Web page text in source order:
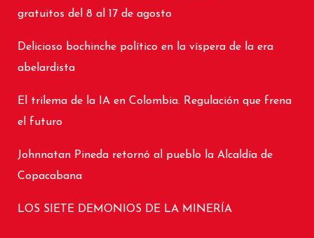
gratuitos del 8 al 17 de agosto
Delicioso bochinche político en la víspera de la era
abelardista
El trilema de la IA en Colombia. Regulación que frena
el futuro
Johnnatan Pineda retornó al pueblo la Alcaldía de
Copacabana
LOS SIETE DEMONIOS DE LA MINERÍA